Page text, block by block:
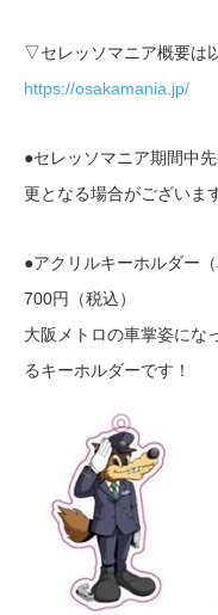
▽セレッソマニア概要は
https://osakamania.jp/
●セレッソマニア期間中
更となる場合がございま
●アクリルキーホルダー
700円（税込）
大阪メトロの車掌姿にな
るキーホルダーです！